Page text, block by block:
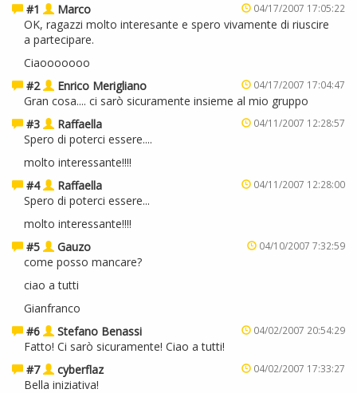
#1 Marco 04/17/2007 17:05:22
OK, ragazzi molto interesante e spero vivamente di riuscire
a partecipare.
Ciaooooooo
#2
Enrico Merigliano 04/17/2007 17:04:47
Gran cosa.... ci sarò sicuramente insieme al mio gruppo
#3
Raffaella 04/11/2007 12:28:57
Spero di poterci essere....
molto interessante!!!!
#4
Raffaella 04/11/2007 12:28:00
Spero di poterci essere...
molto interessante!!!!
#5
Gauzo 04/10/2007 7:32:59
come posso mancare?
ciao a tutti
Gianfranco
#6
Stefano Benassi 04/02/2007 20:54:29
Fatto! Ci sarò sicuramente! Ciao a tutti!
#7
cyberflaz 04/02/2007 17:33:27
Bella iniziativa!